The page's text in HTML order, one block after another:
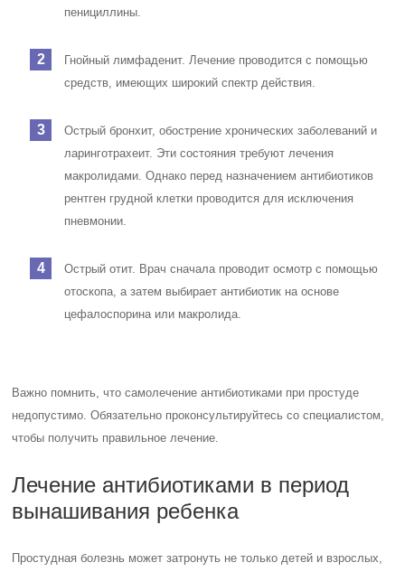
пенициллины.
Гнойный лимфаденит. Лечение проводится с помощью
средств, имеющих широкий спектр действия.
Острый бронхит, обострение хронических заболеваний и
ларинготрахеит. Эти состояния требуют лечения
макролидами. Однако перед назначением антибиотиков
рентген грудной клетки проводится для исключения
пневмонии.
Острый отит. Врач сначала проводит осмотр с помощью
отоскопа, а затем выбирает антибиотик на основе
цефалоспорина или макролида.
Важно помнить, что самолечение антибиотиками при простуде
недопустимо. Обязательно проконсультируйтесь со специалистом,
чтобы получить правильное лечение.
Лечение антибиотиками в период
вынашивания ребенка
Простудная болезнь может затронуть не только детей и взрослых,